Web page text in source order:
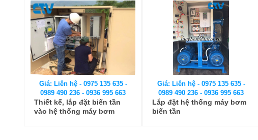
Giá: Liên hệ - 0975 135 635 -
0989 490 236 - 0936 995 663
Thiết kế, lắp đặt biến tần
vào hệ thống máy bơm
Giá: Liên hệ - 0975 135 635 -
0989 490 236 - 0936 995 663
Lắp đặt hệ thống máy bơm
biến tần